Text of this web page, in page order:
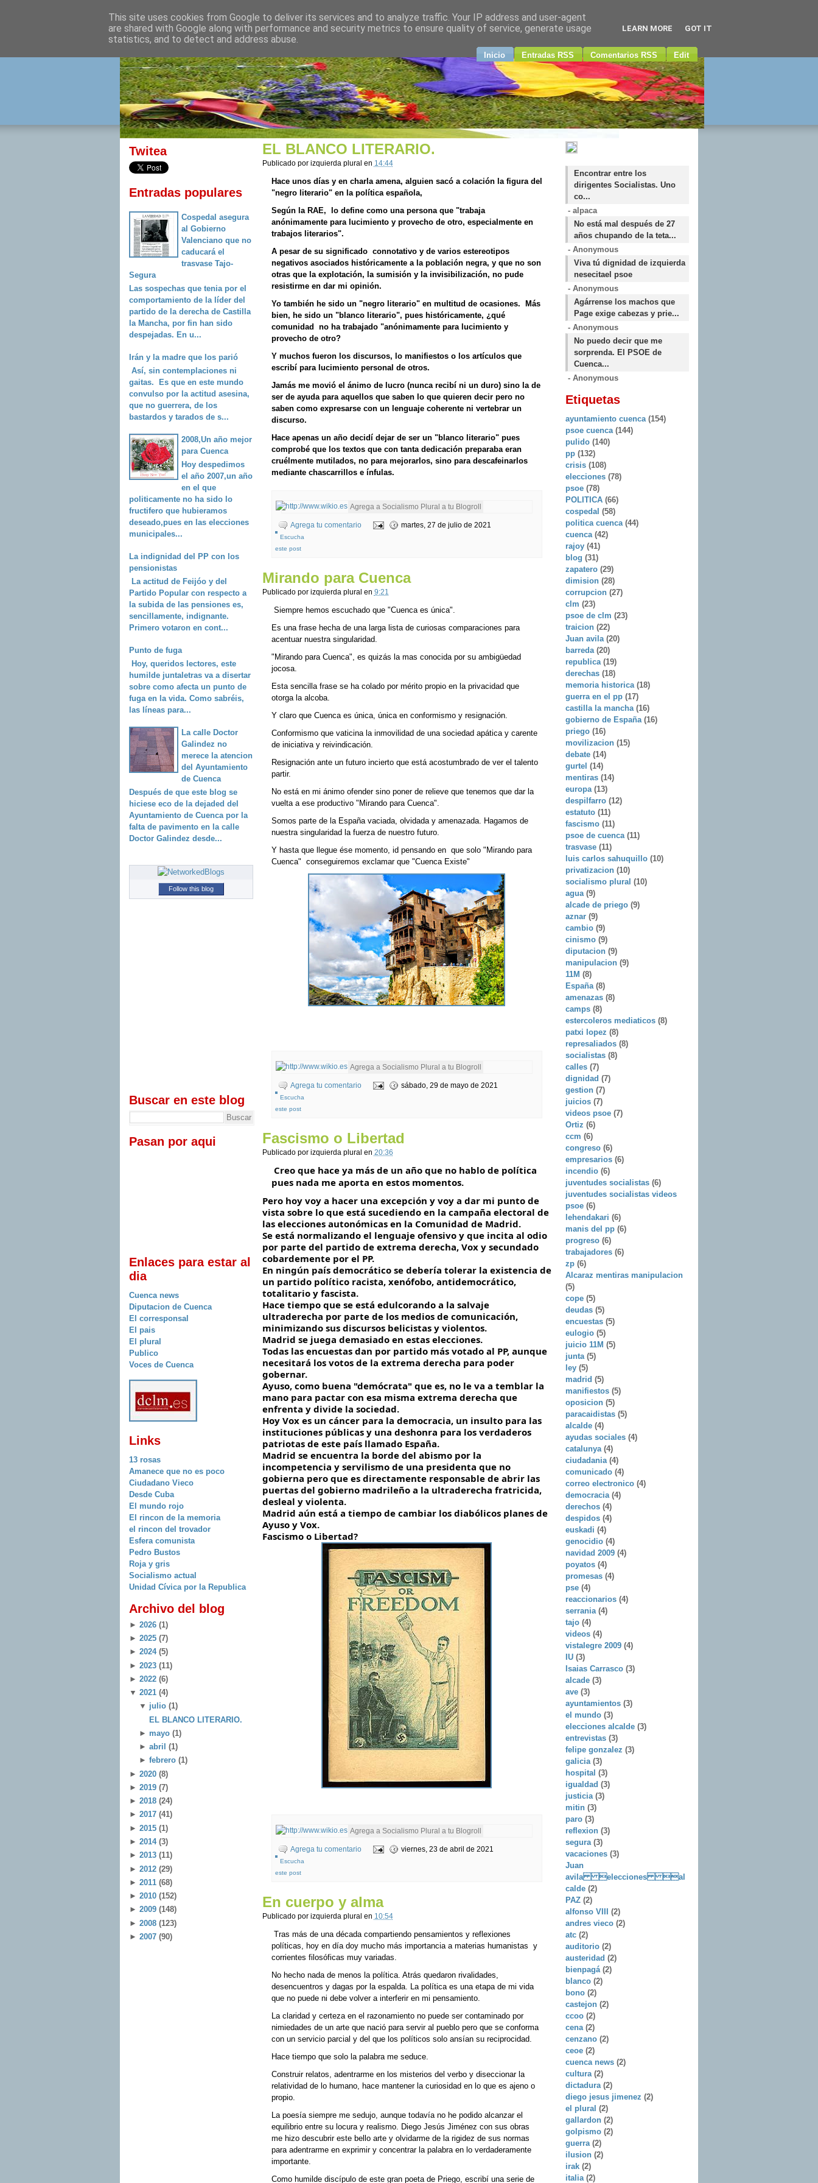
izquierda plural
Inicio Entradas RSS Comentarios RSS Edit
Twitea
Entradas populares
Cospedal asegura
al Gobierno
Valenciano que no
caducará el
trasvase Tajo-
Segura
Las sospechas que tenia por el
comportamiento de la líder del
partido de la derecha de Castilla
la Mancha, por fin han sido
despejadas. En u...
Irán y la madre que los parió
Así, sin contemplaciones ni
gaitas. Es que en este mundo
convulso por la actitud asesina,
que no guerrera, de los
bastardos y tarados de s...
2008,Un año mejor
para Cuenca
Hoy despedimos
el año 2007,un año
en el que
politicamente no ha sido lo
fructifero que hubieramos
deseado,pues en las elecciones
municipales...
La indignidad del PP con los
pensionistas
La actitud de Feijóo y del
Partido Popular con respecto a
la subida de las pensiones es,
sencillamente, indignante.
Primero votaron en cont...
Punto de fuga
Hoy, queridos lectores, este
humilde juntaletras va a disertar
sobre como afecta un punto de
fuga en la vida. Como sabréis,
las líneas para...
La calle Doctor
Galindez no
merece la atencion
del Ayuntamiento
de Cuenca
Después de que este blog se
hiciese eco de la dejaded del
Ayuntamiento de Cuenca por la
falta de pavimento en la calle
Doctor Galindez desde...
Follow this blog
Buscar en este blog
Pasan por aqui
Enlaces para estar al
dia
Cuenca news
Diputacion de Cuenca
El corresponsal
El pais
El plural
Publico
Voces de Cuenca
Links
13 rosas
Amanece que no es poco
Ciudadano Vieco
Desde Cuba
El mundo rojo
El rincon de la memoria
el rincon del trovador
Esfera comunista
Pedro Bustos
Roja y gris
Socialismo actual
Unidad Cívica por la Republica
Archivo del blog
► 2026 (1)
► 2025 (7)
► 2024 (5)
► 2023 (11)
► 2022 (6)
▼ 2021 (4)
▼ julio (1)
EL BLANCO LITERARIO.
► mayo (1)
► abril (1)
► febrero (1)
► 2020 (8)
► 2019 (7)
► 2018 (24)
► 2017 (41)
► 2015 (1)
► 2014 (3)
► 2013 (11)
► 2012 (29)
► 2011 (68)
► 2010 (152)
► 2009 (148)
► 2008 (123)
► 2007 (90)
EL BLANCO LITERARIO.
Publicado por izquierda plural en 14:44
Hace unos días y en charla amena, alguien sacó a colación la figura del
"negro literario" en la política española,
Según la RAE, lo define como una persona que "trabaja
anónimamente para lucimiento y provecho de otro, especialmente en
trabajos literarios".
A pesar de su significado connotativo y de varios estereotipos
negativos asociados históricamente a la población negra, y que no son
otras que la explotación, la sumisión y la invisibilización, no pude
resistirme en dar mi opinión.
Yo también he sido un "negro literario" en multitud de ocasiones. Más
bien, he sido un "blanco literario", pues históricamente, ¿qué
comunidad no ha trabajado "anónimamente para lucimiento y
provecho de otro?
Y muchos fueron los discursos, lo manifiestos o los artículos que
escribí para lucimiento personal de otros.
Jamás me movió el ánimo de lucro (nunca recibí ni un duro) sino la de
ser de ayuda para aquellos que saben lo que quieren decir pero no
saben como expresarse con un lenguaje coherente ni vertebrar un
discurso.
Hace apenas un año decidí dejar de ser un "blanco literario" pues
comprobé que los textos que con tanta dedicación preparaba eran
cruélmente mutilados, no para mejorarlos, sino para descafeinarlos
mediante chascarrillos e ínfulas.
Agrega tu comentario martes, 27 de julio de 2021
Escucha
este post
Mirando para Cuenca
Publicado por izquierda plural en 9:21
Siempre hemos escuchado que "Cuenca es única".
Es una frase hecha de una larga lista de curiosas comparaciones para
acentuar nuestra singularidad.
"Mirando para Cuenca", es quizás la mas conocida por su ambigüedad
jocosa.
Esta sencilla frase se ha colado por mérito propio en la privacidad que
otorga la alcoba.
Y claro que Cuenca es única, única en conformismo y resignación.
Conformismo que vaticina la inmovilidad de una sociedad apática y carente
de iniciativa y reivindicación.
Resignación ante un futuro incierto que está acostumbrado de ver el talento
partir.
No está en mi ánimo ofender sino poner de relieve que tenemos que dar la
vuelta a ese productivo "Mirando para Cuenca".
Somos parte de la España vaciada, olvidada y amenazada. Hagamos de
nuestra singularidad la fuerza de nuestro futuro.
Y hasta que llegue ése momento, id pensando en que solo "Mirando para
Cuenca" conseguiremos exclamar que "Cuenca Existe"
Agrega tu comentario sábado, 29 de mayo de 2021
Escucha
este post
Fascismo o Libertad
Publicado por izquierda plural en 20:36
Creo que hace ya más de un año que no hablo de política
pues nada me aporta en estos momentos.
Pero hoy voy a hacer una excepción y voy a dar mi punto de
vista sobre lo que está sucediendo en la campaña electoral de
las elecciones autonómicas en la Comunidad de Madrid.
Se está normalizando el lenguaje ofensivo y que incita al odio
por parte del partido de extrema derecha, Vox y secundado
cobardemente por el PP.
En ningún país democrático se debería tolerar la existencia de
un partido político racista, xenófobo, antidemocrático,
totalitario y fascista.
Hace tiempo que se está edulcorando a la salvaje
ultraderecha por parte de los medios de comunicación,
minimizando sus discursos belicistas y violentos.
Madrid se juega demasiado en estas elecciones.
Todas las encuestas dan por partido más votado al PP, aunque
necesitará los votos de la extrema derecha para poder
gobernar.
Ayuso, como buena "demócrata" que es, no le va a temblar la
mano para pactar con esa misma extrema derecha que
enfrenta y divide la sociedad.
Hoy Vox es un cáncer para la democracia, un insulto para las
instituciones públicas y una deshonra para los verdaderos
patriotas de este país llamado España.
Madrid se encuentra la borde del abismo por la
incompetencia y servilismo de una presidenta que no
gobierna pero que es directamente responsable de abrir las
puertas del gobierno madrileño a la ultraderecha fratricida,
desleal y violenta.
Madrid aún está a tiempo de cambiar los diabólicos planes de
Ayuso y Vox.
Fascismo o Libertad?
Agrega tu comentario viernes, 23 de abril de 2021
Escucha
este post
En cuerpo y alma
Publicado por izquierda plural en 10:54
Tras más de una década compartiendo pensamientos y reflexiones
políticas, hoy en día doy mucho más importancia a materias humanistas y
corrientes filosóficas muy variadas.
No hecho nada de menos la política. Atrás quedaron rivalidades,
desencuentros y dagas por la espalda. La política es una etapa de mi vida
que no puede ni debe volver a interferir en mi pensamiento.
La claridad y certeza en el razonamiento no puede ser contaminado por
nimiedades de un arte que nació para servir al pueblo pero que se conforma
con un servicio parcial y del que los políticos solo ansían su reciprocidad.
Hace tiempo que solo la palabra me seduce.
Construir relatos, adentrarme en los misterios del verbo y diseccionar la
relatividad de lo humano, hace mantener la curiosidad en lo que es ajeno o
propio.
La poesía siempre me sedujo, aunque todavía no he podido alcanzar el
equilibrio entre su locura y realismo. Diego Jesús Jiménez con sus obras
me hizo descubrir este bello arte y olvidarme de la rigidez de sus normas
para adentrarme en exprimir y concentrar la palabra en lo verdaderamente
importante.
Como humilde discípulo de este gran poeta de Priego, escribí una serie de
Encontrar entre los
dirigentes Socialistas. Uno
co...
- alpaca
No está mal después de 27
años chupando de la teta...
- Anonymous
Viva tú dignidad de izquierda
nesecitael psoe
- Anonymous
Agárrense los machos que
Page exige cabezas y prie...
- Anonymous
No puedo decir que me
sorprenda. El PSOE de
Cuenca...
- Anonymous
Etiquetas
ayuntamiento cuenca (154)
psoe cuenca (144)
pulido (140)
pp (132)
crisis (108)
elecciones (78)
psoe (78)
POLITICA (66)
cospedal (58)
politica cuenca (44)
cuenca (42)
rajoy (41)
blog (31)
zapatero (29)
dimision (28)
corrupcion (27)
clm (23)
psoe de clm (23)
traicion (22)
Juan avila (20)
barreda (20)
republica (19)
derechas (18)
memoria historica (18)
guerra en el pp (17)
castilla la mancha (16)
gobierno de España (16)
priego (16)
movilizacion (15)
debate (14)
gurtel (14)
mentiras (14)
europa (13)
despilfarro (12)
estatuto (11)
fascismo (11)
psoe de cuenca (11)
trasvase (11)
luis carlos sahuquillo (10)
privatizacion (10)
socialismo plural (10)
agua (9)
alcade de priego (9)
aznar (9)
cambio (9)
cinismo (9)
diputacion (9)
manipulacion (9)
11M (8)
España (8)
amenazas (8)
camps (8)
estercoleros mediaticos (8)
patxi lopez (8)
represaliados (8)
socialistas (8)
calles (7)
dignidad (7)
gestion (7)
juicios (7)
videos psoe (7)
Ortiz (6)
ccm (6)
congreso (6)
empresarios (6)
incendio (6)
juventudes socialistas (6)
juventudes socialistas videos
psoe (6)
lehendakari (6)
manis del pp (6)
progreso (6)
trabajadores (6)
zp (6)
Alcaraz mentiras manipulacion
(5)
cope (5)
deudas (5)
encuestas (5)
eulogio (5)
juicio 11M (5)
junta (5)
ley (5)
madrid (5)
manifiestos (5)
oposicion (5)
paracaidistas (5)
alcalde (4)
ayudas sociales (4)
catalunya (4)
ciudadania (4)
comunicado (4)
correo electronico (4)
democracia (4)
derechos (4)
despidos (4)
euskadi (4)
genocidio (4)
navidad 2009 (4)
poyatos (4)
promesas (4)
pse (4)
reaccionarios (4)
serrania (4)
tajo (4)
videos (4)
vistalegre 2009 (4)
IU (3)
Isaias Carrasco (3)
alcade (3)
ave (3)
ayuntamientos (3)
el mundo (3)
elecciones alcalde (3)
entrevistas (3)
felipe gonzalez (3)
galicia (3)
hospital (3)
igualdad (3)
justicia (3)
mitin (3)
paro (3)
reflexion (3)
segura (3)
vacaciones (3)
Juan
avila elecciones al
calde (2)
PAZ (2)
alfonso VIII (2)
andres vieco (2)
atc (2)
auditorio (2)
austeridad (2)
bienpagá (2)
blanco (2)
bono (2)
castejon (2)
ccoo (2)
cena (2)
cenzano (2)
ceoe (2)
cuenca news (2)
cultura (2)
dictadura (2)
diego jesus jimenez (2)
el plural (2)
gallardon (2)
golpismo (2)
guerra (2)
ilusion (2)
irak (2)
italia (2)
This site uses cookies from Google to deliver its services and to analyze traffic. Your IP address and user-agent
are shared with Google along with performance and security metrics to ensure quality of service, generate usage
statistics, and to detect and address abuse.
LEARN MORE GOT IT